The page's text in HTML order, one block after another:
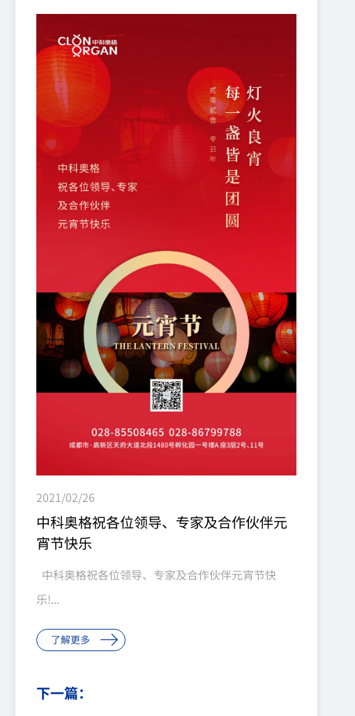
2021/02/26
中科奥格祝各位领导、专家及合作伙伴元
宵节快乐
中科奥格祝各位领导、专家及合作伙伴元宵节快
乐!...
了解更多
下一篇：